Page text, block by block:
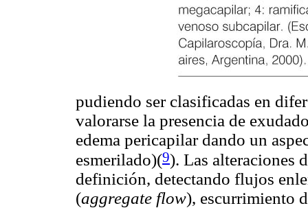
pudiendo ser clasificadas en
valorarse la presencia de
edema pericapilar dando un
esmerilado)(9). Las alteraciones
definición, detectando flujos
(aggregate flow), escurrimiento